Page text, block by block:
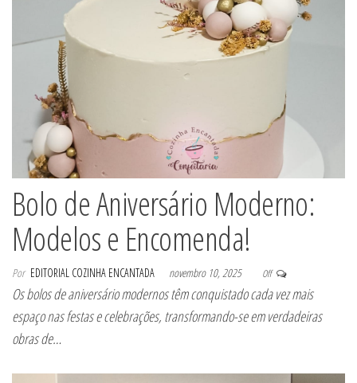
Bolo de Aniversário Moderno:
Modelos e Encomenda!
Por EDITORIAL COZINHA ENCANTADA novembro 10, 2025 Off
Os bolos de aniversário modernos têm conquistado cada vez mais
espaço nas festas e celebrações, transformando-se em verdadeiras
obras de…